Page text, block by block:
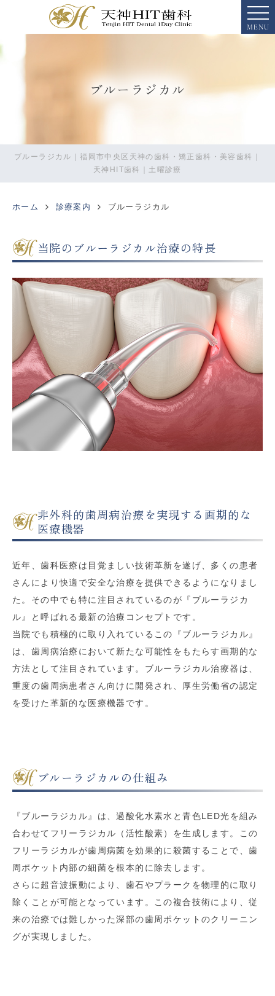
MENU
ブルーラジカル
ブルーラジカル｜福岡市中央区天神の歯科・矯正歯科・美容歯科｜
天神HIT歯科｜土曜診療
ホーム 診療案内 ブルーラジカル
当院のブルーラジカル治療の特長
非外科的歯周病治療を実現する画期的な
医療機器
近年、歯科医療は目覚ましい技術革新を遂げ、多くの患者
さんにより快適で安全な治療を提供できるようになりまし
た。その中でも特に注目されているのが『ブルーラジカ
ル』と呼ばれる最新の治療コンセプトです。
当院でも積極的に取り入れているこの『ブルーラジカル』
は、歯周病治療において新たな可能性をもたらす画期的な
方法として注目されています。ブルーラジカル治療器は、
重度の歯周病患者さん向けに開発され、厚生労働省の認定
を受けた革新的な医療機器です。
ブルーラジカルの仕組み
『ブルーラジカル』は、過酸化水素水と青色LED光を組み
合わせてフリーラジカル（活性酸素）を生成します。この
フリーラジカルが歯周病菌を効果的に殺菌することで、歯
周ポケット内部の細菌を根本的に除去します。
さらに超音波振動により、歯石やプラークを物理的に取り
除くことが可能となっています。この複合技術により、従
来の治療では難しかった深部の歯周ポケットのクリーニン
グが実現しました。